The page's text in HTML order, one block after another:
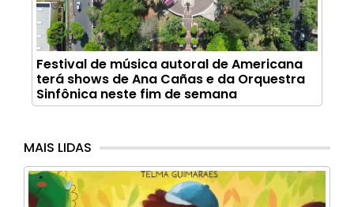
Festival de música autoral de Americana
terá shows de Ana Cañas e da Orquestra
Sinfônica neste fim de semana
MAIS LIDAS